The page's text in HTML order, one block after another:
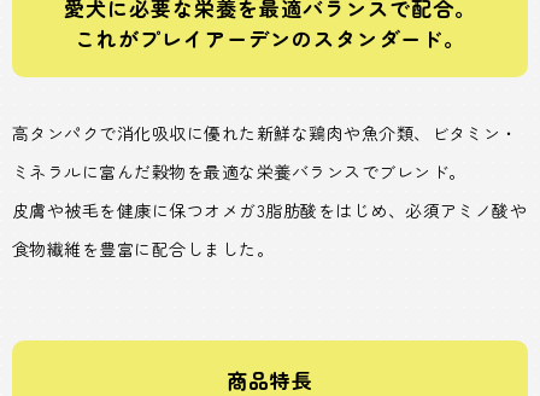
愛犬に必要な栄養を最適バランスで配合。
これがプレイアーデンのスタンダード。
高タンパクで消化吸収に優れた新鮮な鶏肉や魚介類、ビタミン・
ミネラルに富んだ穀物を最適な栄養バランスでブレンド。
皮膚や被毛を健康に保つオメガ3脂肪酸をはじめ、必須アミノ酸や
食物繊維を豊富に配合しました。
商品特長